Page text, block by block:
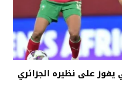
على نظيره الجزائري